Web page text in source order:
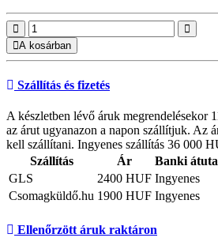
A kosárban
Szállítás és fizetés
A készletben lévő áruk megrendelésekor
az árut ugyanazon a napon szállítjuk. Az
kell szállítani. Ingyenes szállítás 36 000
Szállítás
Ár Banki
GLS
2400 HUF Ingyenes
Csomagküldő.hu 1900 HUF Ingyenes
Ellenőrzött áruk raktáron